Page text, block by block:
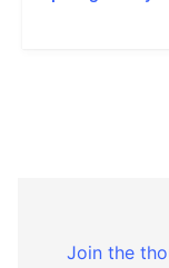
Join the